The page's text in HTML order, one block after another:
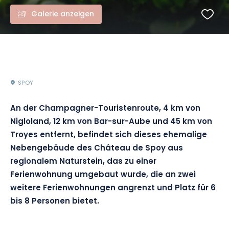
Galerie anzeigen
SPOY
An der Champagner-Touristenroute, 4 km von
Nigloland, 12 km von Bar-sur-Aube und 45 km von
Troyes entfernt, befindet sich dieses ehemalige
Nebengebäude des Château de Spoy aus
regionalem Naturstein, das zu einer
Ferienwohnung umgebaut wurde, die an zwei
weitere Ferienwohnungen angrenzt und Platz für 6
bis 8 Personen bietet.